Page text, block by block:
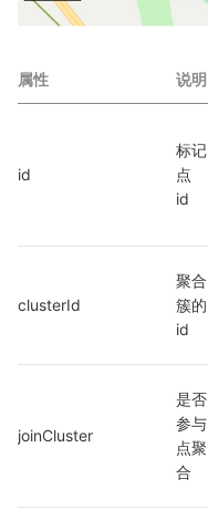
属性 说明
id
标记
点
id
clusterId
聚合
簇的
id
joinCluster
是否
参与
点聚
合